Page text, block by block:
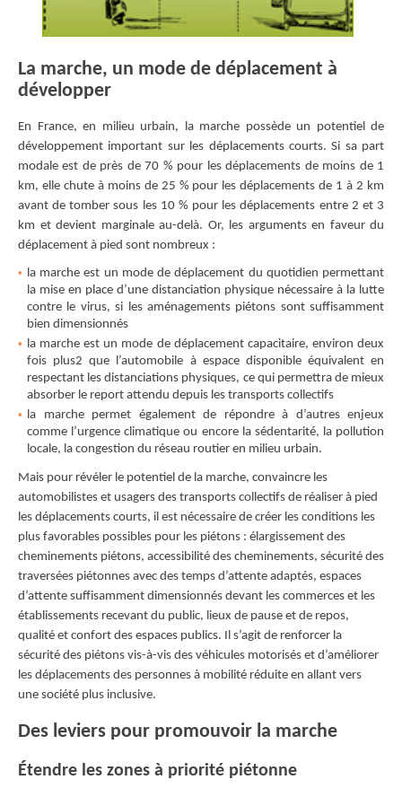
La marche, un mode de déplacement à
développer
En France, en milieu urbain, la marche possède un potentiel de
développement important sur les déplacements courts. Si sa part
modale est de près de 70 % pour les déplacements de moins de 1
km, elle chute à moins de 25 % pour les déplacements de 1 à 2 km
avant de tomber sous les 10 % pour les déplacements entre 2 et 3
km et devient marginale au-delà. Or, les arguments en faveur du
déplacement à pied sont nombreux :
la marche est un mode de déplacement du quotidien permettant
la mise en place d’une distanciation physique nécessaire à la lutte
contre le virus, si les aménagements piétons sont suﬀisamment
bien dimensionnés
la marche est un mode de déplacement capacitaire, environ deux
fois plus2 que l’automobile à espace disponible équivalent en
respectant les distanciations physiques, ce qui permettra de mieux
absorber le report attendu depuis les transports collectifs
la marche permet également de répondre à d’autres enjeux
comme l’urgence climatique ou encore la sédentarité, la pollution
locale, la congestion du réseau routier en milieu urbain.
Mais pour révéler le potentiel de la marche, convaincre les
automobilistes et usagers des transports collectifs de réaliser à pied
les déplacements courts, il est nécessaire de créer les conditions les
plus favorables possibles pour les piétons : élargissement des
cheminements piétons, accessibilité des cheminements, sécurité des
traversées piétonnes avec des temps d’attente adaptés, espaces
d’attente suﬀisamment dimensionnés devant les commerces et les
établissements recevant du public, lieux de pause et de repos,
qualité et confort des espaces publics. Il s’agit de renforcer la
sécurité des piétons vis-à-vis des véhicules motorisés et d’améliorer
les déplacements des personnes à mobilité réduite en allant vers
une société plus inclusive.
Des leviers pour promouvoir la marche
Étendre les zones à priorité piétonne